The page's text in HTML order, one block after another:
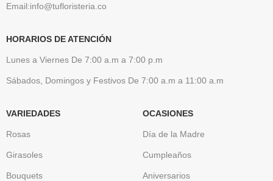
Email:info@tufloristeria.co
HORARIOS DE ATENCIÓN
Lunes a Viernes De 7:00 a.m a 7:00 p.m
Sábados, Domingos y Festivos De 7:00 a.m a 11:00 a.m
VARIEDADES
Rosas
Girasoles
Bouquets
OCASIONES
Día de la Madre
Cumpleaños
Aniversarios